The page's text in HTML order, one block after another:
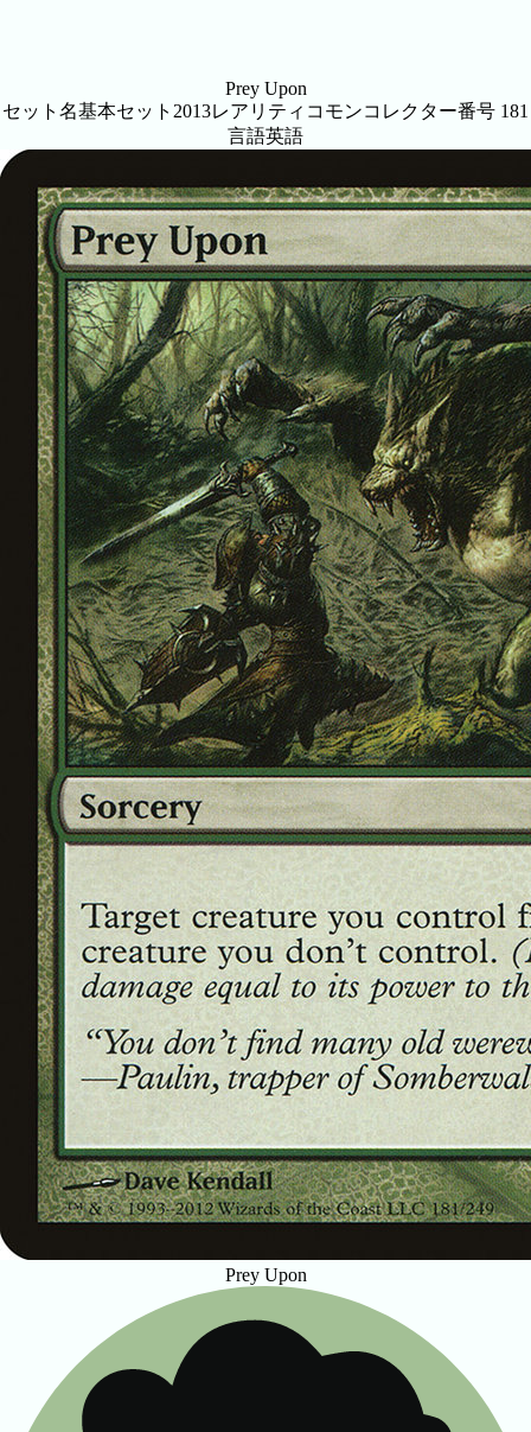
Prey Upon
セット名基本セット2013レアリティ コモンコレクター番号 181
言語英語
Prey Upon